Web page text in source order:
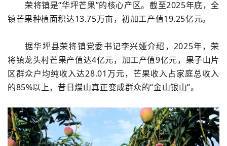
荣将镇是“华坪芒果”的核心产区。截至2025年底，全
镇芒果种植面积达13.75万亩，初加工产值19.25亿元。
据华坪县荣将镇党委书记李兴娅介绍，2025年，荣
将镇龙头村芒果产值达4亿元，加工产值9亿元，果子山片
区群众户均纯收入达28.01万元，芒果收入占家庭总收入
的85%以上，昔日煤山真正变成群众的“金山银山”。